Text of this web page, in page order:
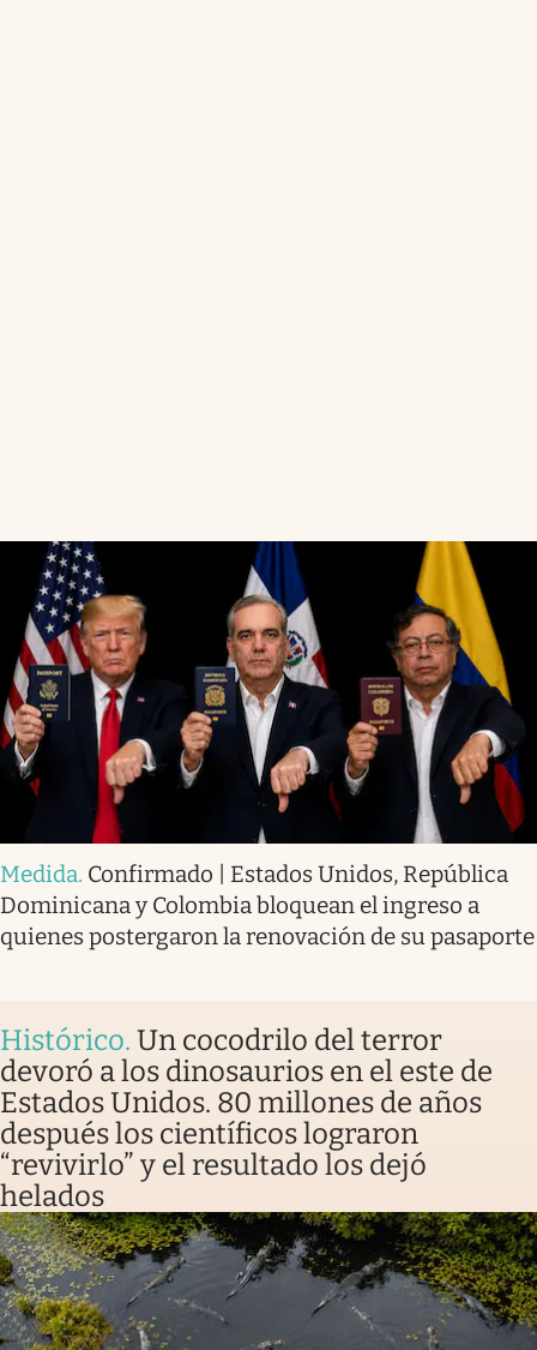
Medida. Confirmado | Estados Unidos, República
Dominicana y Colombia bloquean el ingreso a
quienes postergaron la renovación de su pasaporte
Histórico. Un cocodrilo del terror
devoró a los dinosaurios en el este de
Estados Unidos. 80 millones de años
después los científicos lograron
“revivirlo” y el resultado los dejó
helados